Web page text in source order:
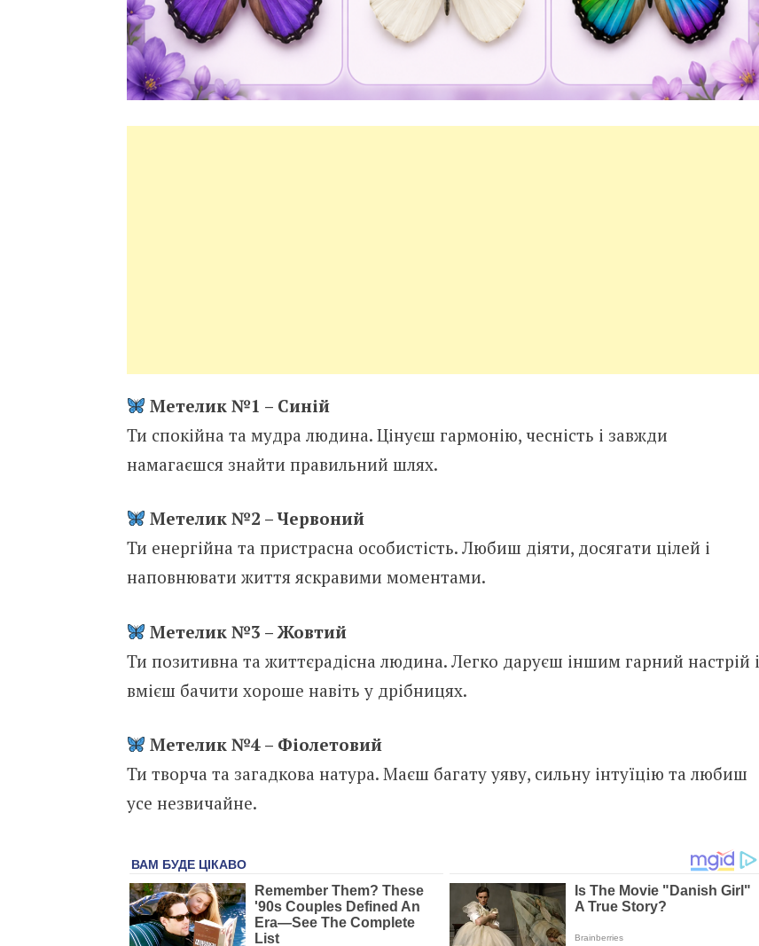
Метелик №1 – Синій
Ти спокійна та мудра людина. Цінуєш гармонію, чесність і завжди
намагаєшся знайти правильний шлях.
Метелик №2 – Червоний
Ти енергійна та пристрасна особистість. Любиш діяти, досягати цілей і
наповнювати життя яскравими моментами.
Метелик №3 – Жовтий
Ти позитивна та життєрадісна людина. Легко даруєш іншим гарний настрій і
вмієш бачити хороше навіть у дрібницях.
Метелик №4 – Фіолетовий
Ти творча та загадкова натура. Маєш багату уяву, сильну інтуїцію та любиш
усе незвичайне.